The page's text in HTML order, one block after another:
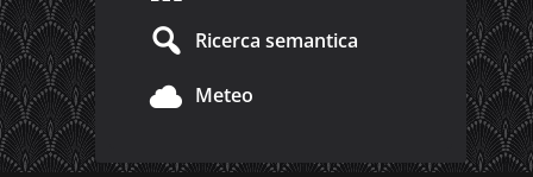
Ricerca semantica
Meteo